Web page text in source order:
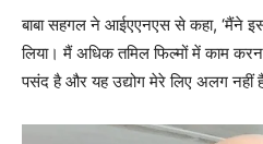
बाबा सहगल ने आईएएनएस से कहा, ‘मैंने
लिया। मैं अधिक तमिल फिल्मों में काम
पसंद है और यह उद्योग मेरे लिए अलग नहीं